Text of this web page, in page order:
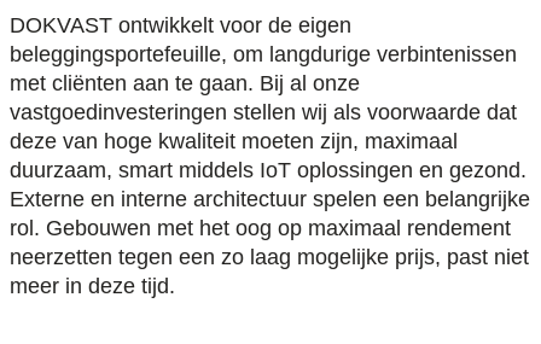
DOKVAST ontwikkelt voor de eigen
beleggingsportefeuille, om langdurige verbintenissen
met cliënten aan te gaan. Bij al onze
vastgoedinvesteringen stellen wij als voorwaarde dat
deze van hoge kwaliteit moeten zijn, maximaal
duurzaam, smart middels IoT oplossingen en gezond.
Externe en interne architectuur spelen een belangrijke
rol. Gebouwen met het oog op maximaal rendement
neerzetten tegen een zo laag mogelijke prijs, past niet
meer in deze tijd.